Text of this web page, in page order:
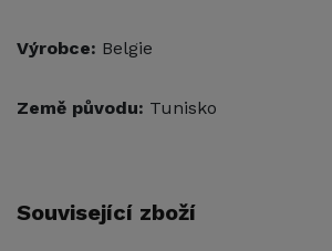
Výrobce: Belgie
Země původu: Tunisko
Související zboží